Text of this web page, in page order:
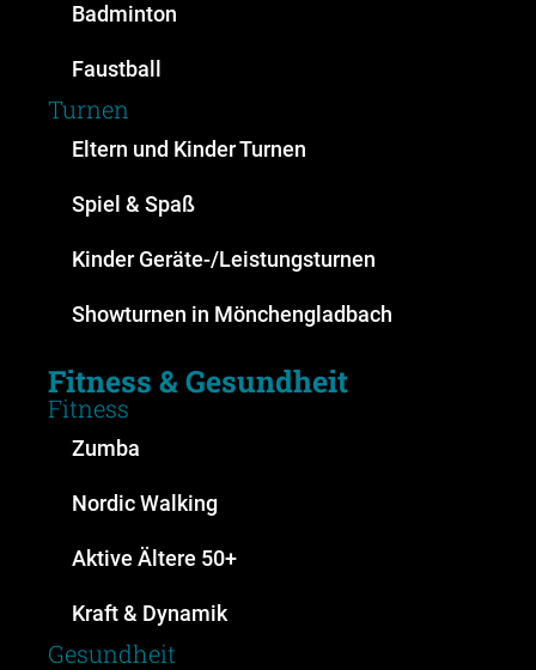
Badminton
Faustball
Turnen
Eltern und Kinder Turnen
Spiel & Spaß
Kinder Geräte-/Leistungsturnen
Showturnen in Mönchengladbach
Fitness & Gesundheit
Fitness
Zumba
Nordic Walking
Aktive Ältere 50+
Kraft & Dynamik
Gesundheit